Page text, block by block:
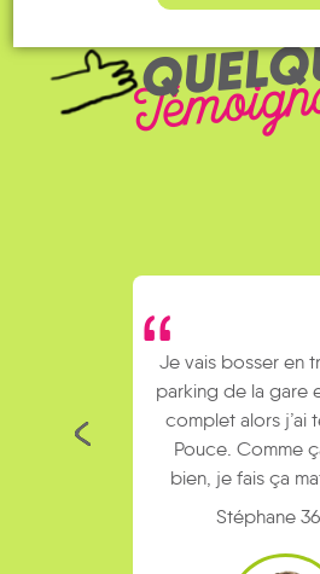
Je vais bosser en
parking de la gare
complet alors j’ai
Pouce. Comme
bien, je fais ça
Stéphane